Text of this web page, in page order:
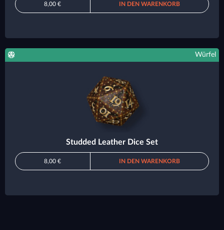
8,00 € IN DEN WARENKORB
Würfel
Studded Leather Dice Set
8,00 € IN DEN WARENKORB